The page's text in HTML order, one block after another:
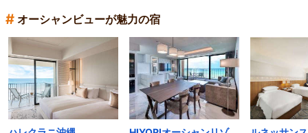
# オーシャンビューが魅力の宿